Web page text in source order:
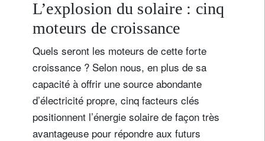
L’explosion du solaire : cinq
moteurs de croissance
Quels seront les moteurs de cette forte
croissance ? Selon nous, en plus de sa
capacité à offrir une source abondante
d’électricité propre, cinq facteurs clés
positionnent l’énergie solaire de façon très
avantageuse pour répondre aux futurs